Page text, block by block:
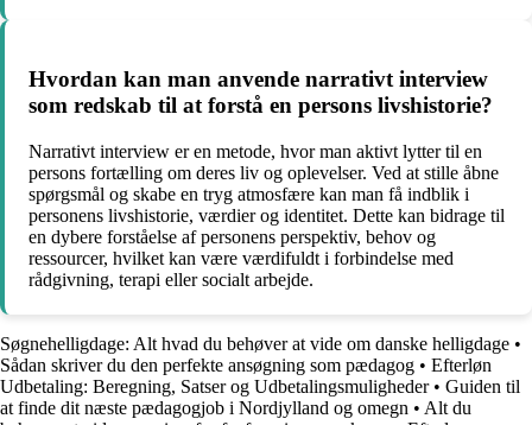
Hvordan kan man anvende narrativt interview
som redskab til at forstå en persons livshistorie?
Narrativt interview er en metode, hvor man aktivt lytter til en
persons fortælling om deres liv og oplevelser. Ved at stille åbne
spørgsmål og skabe en tryg atmosfære kan man få indblik i
personens livshistorie, værdier og identitet. Dette kan bidrage til
en dybere forståelse af personens perspektiv, behov og
ressourcer, hvilket kan være værdifuldt i forbindelse med
rådgivning, terapi eller socialt arbejde.
Søgnehelligdage: Alt hvad du behøver at vide om danske helligdage •
Sådan skriver du den perfekte ansøgning som pædagog • Efterløn
Udbetaling: Beregning, Satser og Udbetalingsmuligheder• Guiden til
at finde dit næste pædagogjob i Nordjylland og omegn • Alt du